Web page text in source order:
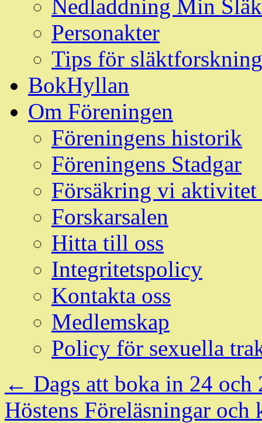
Nedladdning Min
Personakter
Tips för
BokHyllan
Om Föreningen
Föreningens historik
Föreningens Stadgar
Försäkring vi aktivitet
Forskarsalen
Hitta till oss
Integritetspolicy
Kontakta oss
Medlemskap
Policy för sexuella
← Dags att boka in 24
Höstens Föreläsningar och